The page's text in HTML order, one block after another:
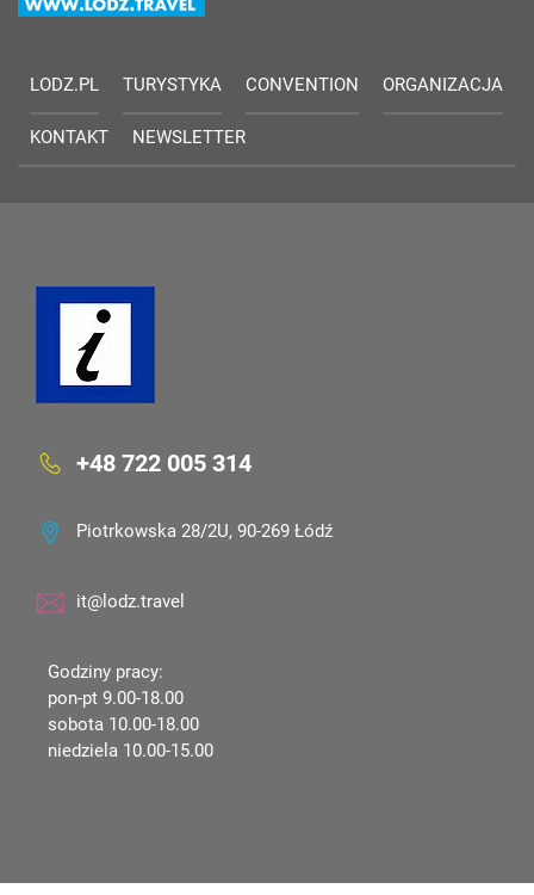
LODZ.PL TURYSTYKA CONVENTION ORGANIZACJA
KONTAKT NEWSLETTER
+48 722 005 314
Piotrkowska 28/2U, 90-269 Łódź
it@lodz.travel
Godziny pracy:
pon-pt 9.00-18.00
sobota 10.00-18.00
niedziela 10.00-15.00